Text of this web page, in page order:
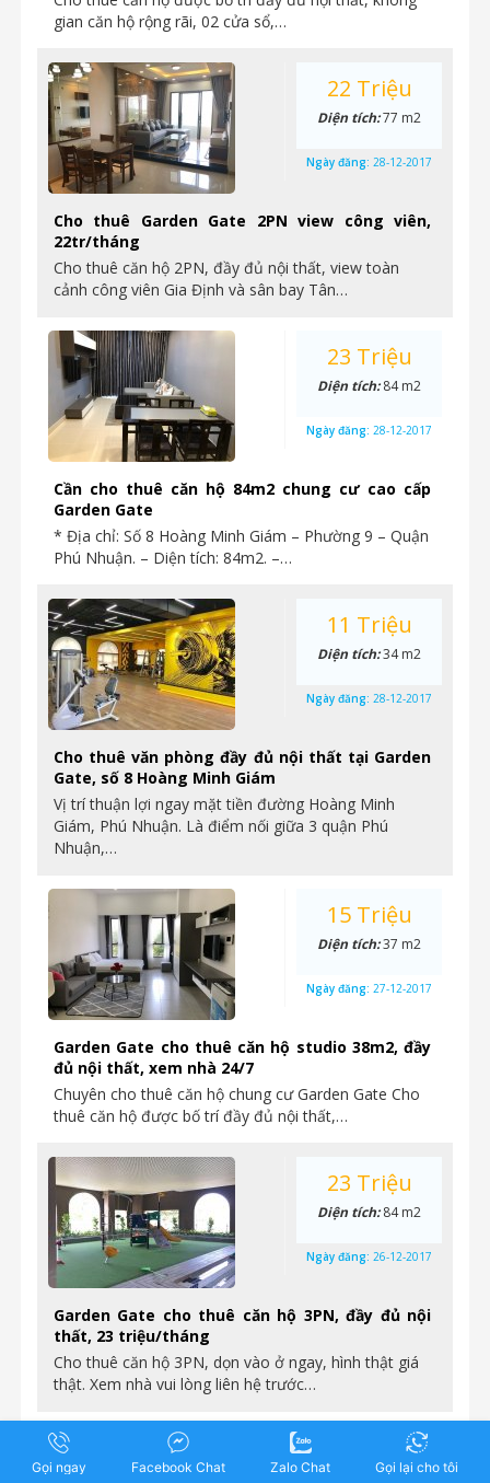
gian căn hộ rộng rãi, 02 cửa sổ,…
Cho thuê Garden Gate 2PN view công viên,
22tr/tháng
Cho thuê căn hộ 2PN, đầy đủ nội thất, view toàn
cảnh công viên Gia Định và sân bay Tân…
22 Triệu
Diện tích:77 m2
Ngày đăng: 28-12-2017
Cần cho thuê căn hộ 84m2 chung cư cao cấp
Garden Gate
* Địa chỉ: Số 8 Hoàng Minh Giám – Phường 9 – Quận
Phú Nhuận. – Diện tích: 84m2. –…
23 Triệu
Diện tích:84 m2
Ngày đăng: 28-12-2017
Cho thuê văn phòng đầy đủ nội thất tại Garden
Gate, số 8 Hoàng Minh Giám
Vị trí thuận lợi ngay mặt tiền đường Hoàng Minh
Giám, Phú Nhuận. Là điểm nối giữa 3 quận Phú
Nhuận,…
11 Triệu
Diện tích:34 m2
Ngày đăng: 28-12-2017
Garden Gate cho thuê căn hộ studio 38m2, đầy
đủ nội thất, xem nhà 24/7
Chuyên cho thuê căn hộ chung cư Garden Gate Cho
thuê căn hộ được bố trí đầy đủ nội thất,…
15 Triệu
Diện tích:37 m2
Ngày đăng: 27-12-2017
Garden Gate cho thuê căn hộ 3PN, đầy đủ nội
thất, 23 triệu/tháng
Cho thuê căn hộ 3PN, dọn vào ở ngay, hình thật giá
thật. Xem nhà vui lòng liên hệ trước…
23 Triệu
Diện tích:84 m2
Ngày đăng: 26-12-2017
23 Triệu
Gọi ngay Facebook Chat Zalo Chat Gọi lại cho tôi